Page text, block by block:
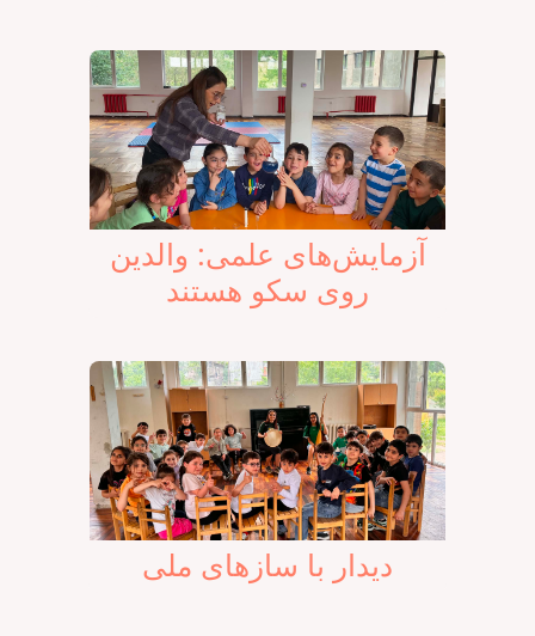
آزمایش‌های علمی: والدین
روی سکو هستند
دیدار با سازهای ملی